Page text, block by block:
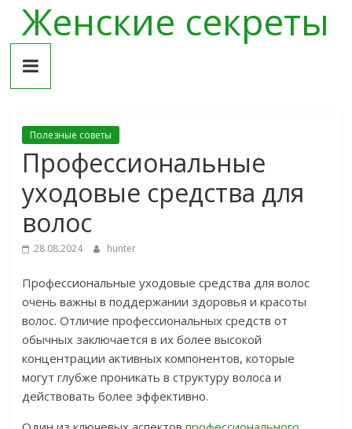
Skip
content
Женские секреты
Полезные советы
Профессиональные
уходовые средства для
волос
28.08.2024 hunter
Профессиональные уходовые средства для волос
очень важны в поддержании здоровья и красоты
волос. Отличие профессиональных средств от
обычных заключается в их более высокой
концентрации активных компонентов, которые
могут глубже проникать в структуру волоса и
действовать более эффективно.